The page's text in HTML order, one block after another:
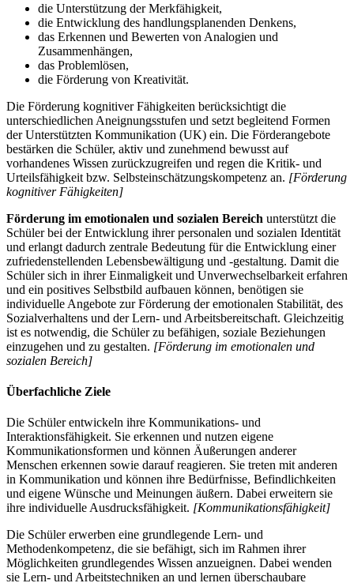
die Unterstützung der Merkfähigkeit,
die Entwicklung des handlungsplanenden Denkens,
das Erkennen und Bewerten von Analogien und
Zusammenhängen,
das Problemlösen,
die Förderung von Kreativität.
Die Förderung kognitiver Fähigkeiten berücksichtigt die
unterschiedlichen Aneignungsstufen und setzt begleitend Formen
der Unterstützten Kommunikation (UK) ein. Die Förderangebote
bestärken die Schüler, aktiv und zunehmend bewusst auf
vorhandenes Wissen zurückzugreifen und regen die Kritik- und
Urteilsfähigkeit bzw. Selbsteinschätzungskompetenz an. [Förderung
kognitiver Fähigkeiten]
Förderung im emotionalen und sozialen Bereich unterstützt die
Schüler bei der Entwicklung ihrer personalen und sozialen Identität
und erlangt dadurch zentrale Bedeutung für die Entwicklung einer
zufriedenstellenden Lebensbewältigung und -gestaltung. Damit die
Schüler sich in ihrer Einmaligkeit und Unverwechselbarkeit erfahren
und ein positives Selbstbild aufbauen können, benötigen sie
individuelle Angebote zur Förderung der emotionalen Stabilität, des
Sozialverhaltens und der Lern- und Arbeitsbereitschaft. Gleichzeitig
ist es notwendig, die Schüler zu befähigen, soziale Beziehungen
einzugehen und zu gestalten. [Förderung im emotionalen und
sozialen Bereich]
Überfachliche Ziele
Die Schüler entwickeln ihre Kommunikations- und
Interaktionsfähigkeit. Sie erkennen und nutzen eigene
Kommunikationsformen und können Äußerungen anderer
Menschen erkennen sowie darauf reagieren. Sie treten mit anderen
in Kommunikation und können ihre Bedürfnisse, Befindlichkeiten
und eigene Wünsche und Meinungen äußern. Dabei erweitern sie
ihre individuelle Ausdrucksfähigkeit. [Kommunikationsfähigkeit]
Die Schüler erwerben eine grundlegende Lern- und
Methodenkompetenz, die sie befähigt, sich im Rahmen ihrer
Möglichkeiten grundlegendes Wissen anzueignen. Dabei wenden
sie Lern- und Arbeitstechniken an und lernen überschaubare